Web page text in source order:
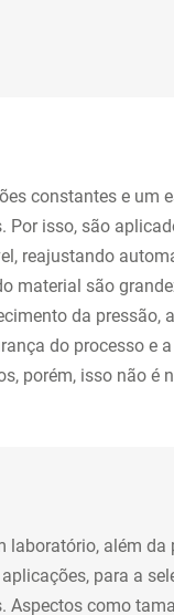
constantes e um
Por isso, são
reajustando
material são
da pressão,
do processo e
porém, isso não é
laboratório, além da
para a
Aspectos como